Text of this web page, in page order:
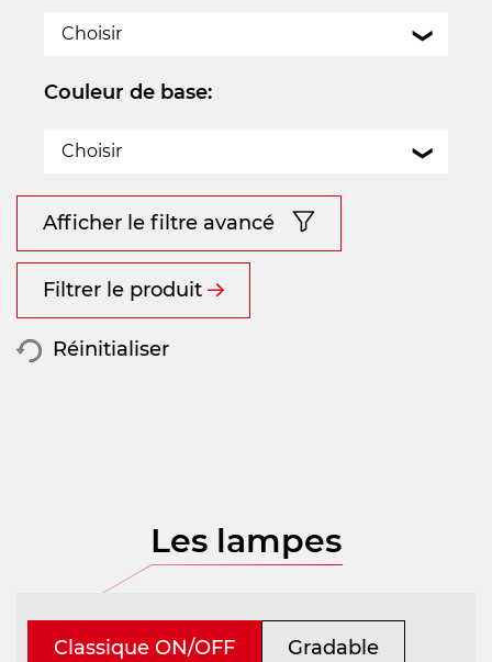
Choisir
Couleur de base:
Choisir
Afficher le filtre avancé
Filtrer le produit
Réinitialiser
Les lampes
Classique ON/OFF Gradable